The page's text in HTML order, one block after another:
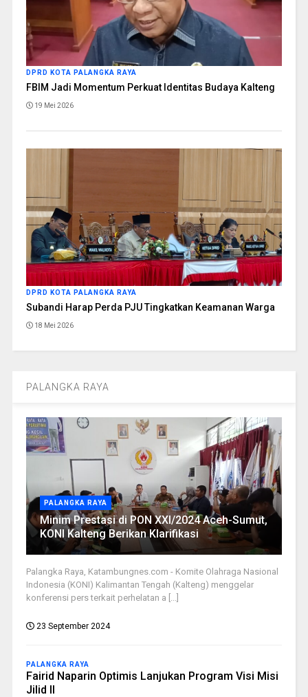
DPRD KOTA PALANGKA RAYA
FBIM Jadi Momentum Perkuat Identitas Budaya Kalteng
19 Mei 2026
DPRD KOTA PALANGKA RAYA
Subandi Harap Perda PJU Tingkatkan Keamanan Warga
18 Mei 2026
PALANGKA RAYA
PALANGKA RAYA
Minim Prestasi di PON XXI/2024 Aceh-Sumut,
KONI Kalteng Berikan Klarifikasi
Palangka Raya, Katambungnes.com - Komite Olahraga Nasional
Indonesia (KONI) Kalimantan Tengah (Kalteng) menggelar
konferensi pers terkait perhelatan a [...]
23 September 2024
PALANGKA RAYA
Fairid Naparin Optimis Lanjukan Program Visi Misi
Jilid II